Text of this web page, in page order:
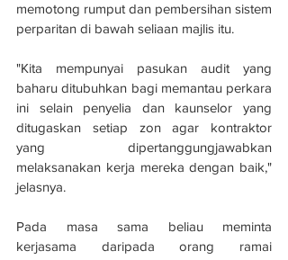
memotong rumput dan pembersihan sistem
perparitan di bawah seliaan majlis itu.
"Kita mempunyai pasukan audit yang
baharu ditubuhkan bagi memantau perkara
ini selain penyelia dan kaunselor yang
ditugaskan setiap zon agar kontraktor
yang dipertanggungjawabkan
melaksanakan kerja mereka dengan baik,"
jelasnya.
Pada masa sama beliau meminta
kerjasama daripada orang ramai